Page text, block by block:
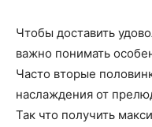
Чтобы доставить
важно понимать
Часто вторые
наслаждения от
Так что получить